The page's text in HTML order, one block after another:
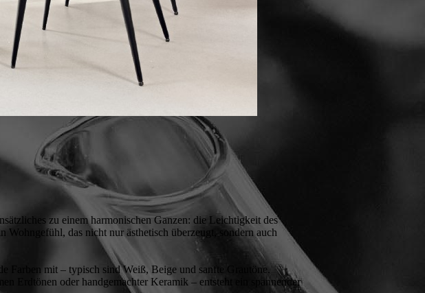
zu einem harmonischen Ganzen: die Leichtigkeit des
das nicht nur ästhetisch überzeugt, sondern auch
Farben mit – typisch sind Weiß, Beige und sanfte Grautöne.
Erdtönen oder handgemachter Keramik – entsteht ein spannender